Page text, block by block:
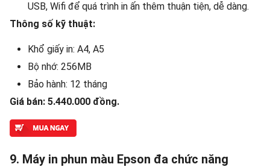
USB, Wifi để quá trình in ấn thêm thuận tiện, dễ dàng.
Thông số kỹ thuật:
Khổ giấy in: A4, A5
Bộ nhớ: 256MB
Bảo hành: 12 tháng
Giá bán: 5.440.000 đồng.
9. Máy in phun màu Epson đa chức năng